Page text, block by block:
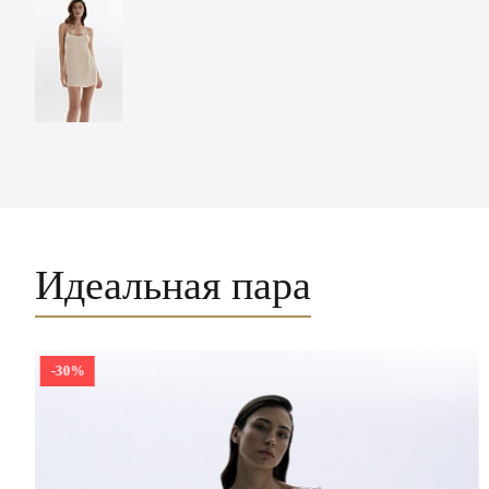
Идеальная пара
-30%